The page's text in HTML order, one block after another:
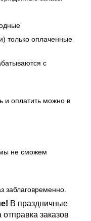
только оплаченные
с
и оплатить можно в
не сможем
заблаговременно.
В праздничные
заказов